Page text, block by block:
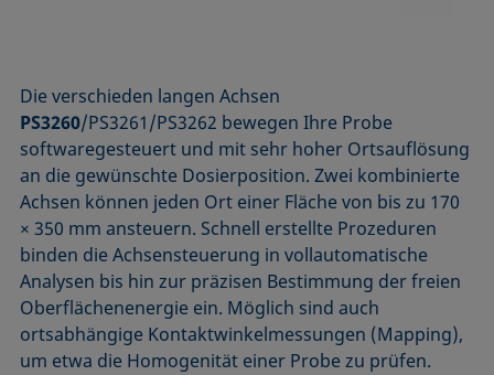
Die verschieden langen Achsen
PS3260/PS3261/PS3262 bewegen Ihre Probe
softwaregesteuert und mit sehr hoher Ortsauflösung
an die gewünschte Dosierposition. Zwei kombinierte
Achsen können jeden Ort einer Fläche von bis zu 170
× 350 mm ansteuern. Schnell erstellte Prozeduren
binden die Achsen­steuerung in vollautomatische
Analysen bis hin zur präzisen Bestimmung der freien
Oberflächenenergie ein. Möglich sind auch
ortsabhängige Kontakt­winkel­messungen (Mapping),
um etwa die Homogenität einer Probe zu prüfen.